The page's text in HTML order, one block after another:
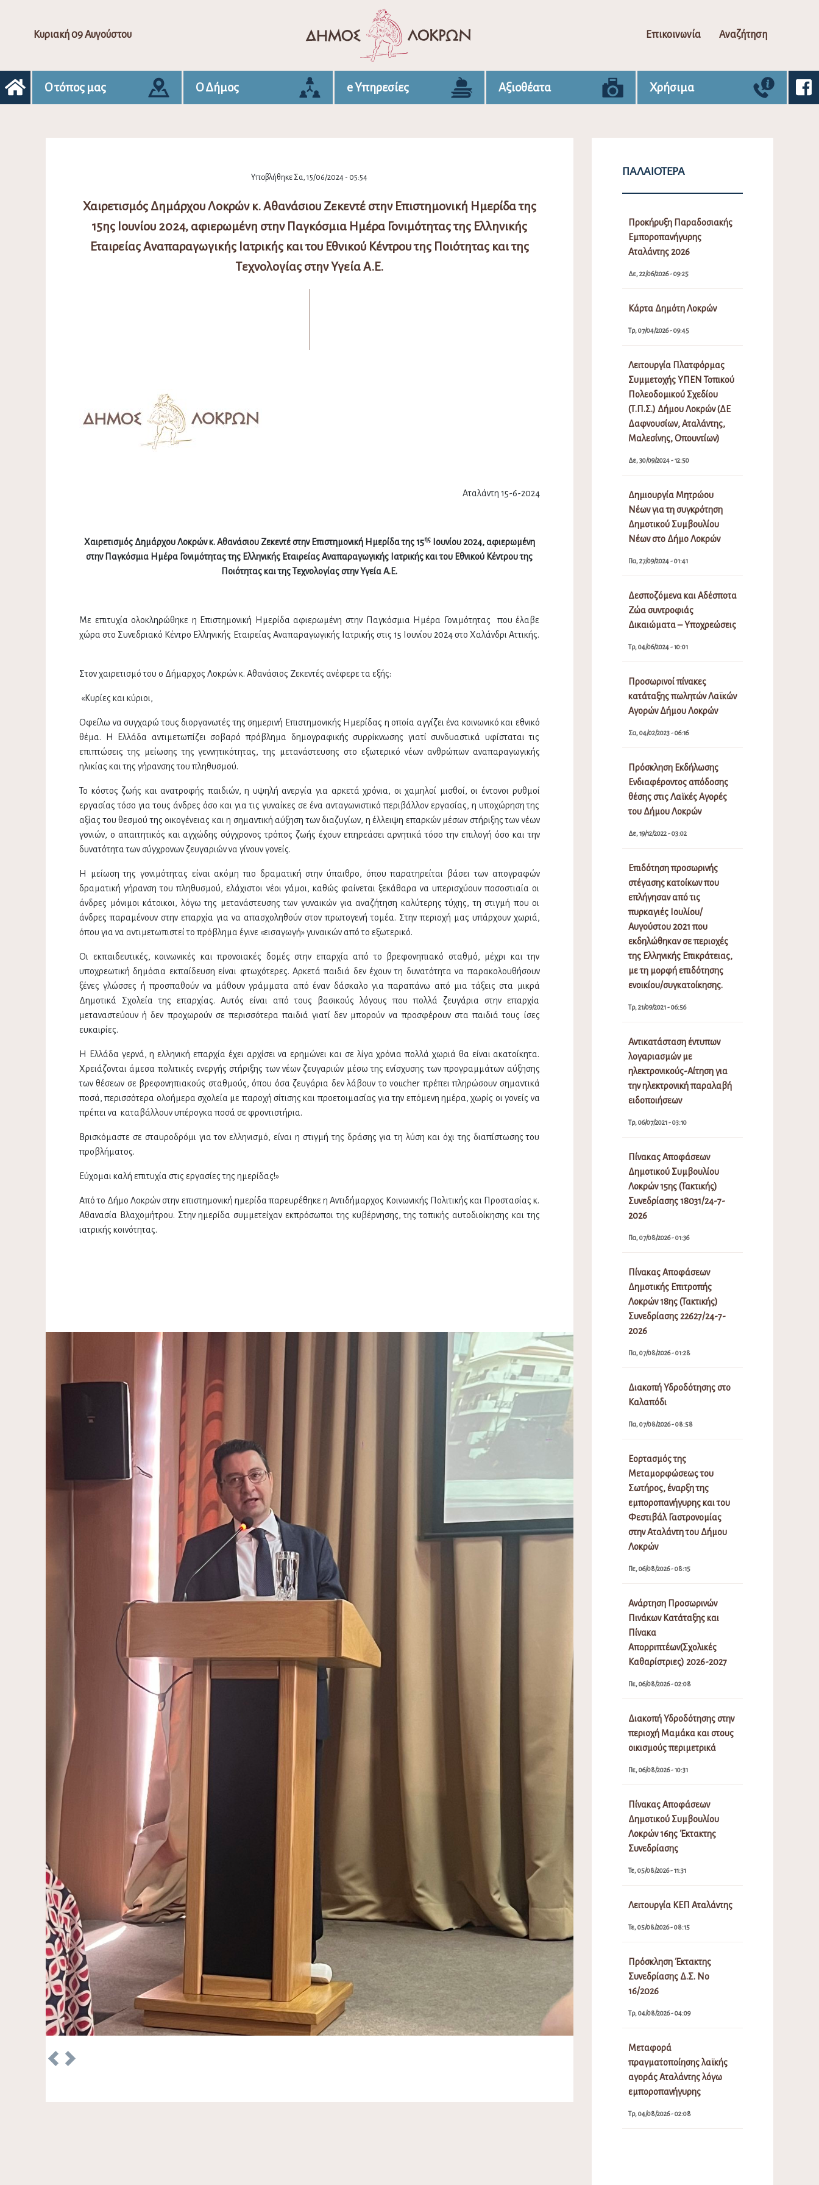
Κυριακή 09 Αυγούστου Επικοινωνία Αναζήτηση
Ο τόπος μας Ο Δήμος e Υπηρεσίες Αξιοθέατα Χρήσιμα
Υποβλήθηκε Σα, 15/06/2024 - 05:54
Χαιρετισμός Δημάρχου Λοκρών κ. Αθανάσιου Ζεκεντέ στην Επιστημονική Ημερίδα της
15ης Ιουνίου 2024, αφιερωμένη στην Παγκόσμια Ημέρα Γονιμότητας της Ελληνικής
Εταιρείας Αναπαραγωγικής Ιατρικής και του Εθνικού Κέντρου της Ποιότητας και της
Τεχνολογίας στην Υγεία Α.Ε.
Αταλάντη 15-6-2024
Χαιρετισμός Δημάρχου Λοκρών κ. Αθανάσιου Ζεκεντέ στην Επιστημονική Ημερίδα της15ηςΙουνίου 2024, αφιερωμένη
στην Παγκόσμια Ημέρα Γονιμότητας της Ελληνικής Εταιρείας Αναπαραγωγικής Ιατρικής και του Εθνικού Κέντρου της
Ποιότητας και της Τεχνολογίας στην Υγεία Α.Ε.
Με επιτυχία ολοκληρώθηκε η Επιστημονική Ημερίδα αφιερωμένη στην Παγκόσμια Ημέρα Γονιμότητας που έλαβε
χώρα στο Συνεδριακό Κέντρο Ελληνικής Εταιρείας Αναπαραγωγικής Ιατρικής στις 15 Ιουνίου 2024 στο Χαλάνδρι Αττικής.
Στον χαιρετισμό του ο Δήμαρχος Λοκρών κ. Αθανάσιος Ζεκεντές ανέφερε τα εξής:
«Κυρίες και κύριοι,
Οφείλω να συγχαρώ τους διοργανωτές της σημερινή Επιστημονικής Ημερίδας η οποία αγγίζει ένα κοινωνικό και εθνικό
θέμα. Η Ελλάδα αντιμετωπίζει σοβαρό πρόβλημα δημογραφικής συρρίκνωσης γιατί συνδυαστικά υφίσταται τις
επιπτώσεις της μείωσης της γεννητικότητας, της μετανάστευσης στο εξωτερικό νέων ανθρώπων αναπαραγωγικής
ηλικίας και της γήρανσης του πληθυσμού.
Το κόστος ζωής και ανατροφής παιδιών, η υψηλή ανεργία για αρκετά χρόνια, οι χαμηλοί μισθοί, οι έντονοι ρυθμοί
εργασίας τόσο για τους άνδρες όσο και για τις γυναίκες σε ένα ανταγωνιστικό περιβάλλον εργασίας, η υποχώρηση της
αξίας του θεσμού της οικογένειας και η σημαντική αύξηση των διαζυγίων, η έλλειψη επαρκών μέσων στήριξης των νέων
γονιών, ο απαιτητικός και αγχώδης σύγχρονος τρόπος ζωής έχουν επηρεάσει αρνητικά τόσο την επιλογή όσο και την
δυνατότητα των σύγχρονων ζευγαριών να γίνουν γονείς.
Η μείωση της γονιμότητας είναι ακόμη πιο δραματική στην ύπαιθρο, όπου παρατηρείται βάσει των απογραφών
δραματική γήρανση του πληθυσμού, ελάχιστοι νέοι γάμοι, καθώς φαίνεται ξεκάθαρα να υπερισχύουν ποσοστιαία οι
άνδρες μόνιμοι κάτοικοι, λόγω της μετανάστευσης των γυναικών για αναζήτηση καλύτερης τύχης, τη στιγμή που οι
άνδρες παραμένουν στην επαρχία για να απασχοληθούν στον πρωτογενή τομέα. Στην περιοχή μας υπάρχουν χωριά,
όπου για να αντιμετωπιστεί το πρόβλημα έγινε «εισαγωγή» γυναικών από το εξωτερικό.
Οι εκπαιδευτικές, κοινωνικές και προνοιακές δομές στην επαρχία από το βρεφονηπιακό σταθμό, μέχρι και την
υποχρεωτική δημόσια εκπαίδευση είναι φτωχότερες. Αρκετά παιδιά δεν έχουν τη δυνατότητα να παρακολουθήσουν
ξένες γλώσσες ή προσπαθούν να μάθουν γράμματα από έναν δάσκαλο για παραπάνω από μια τάξεις στα μικρά
Δημοτικά Σχολεία της επαρχίας. Αυτός είναι από τους βασικούς λόγους που πολλά ζευγάρια στην επαρχία
μεταναστεύουν ή δεν προχωρούν σε περισσότερα παιδιά γιατί δεν μπορούν να προσφέρουν στα παιδιά τους ίσες
ευκαιρίες.
Η Ελλάδα γερνά, η ελληνική επαρχία έχει αρχίσει να ερημώνει και σε λίγα χρόνια πολλά χωριά θα είναι ακατοίκητα.
Χρειάζονται άμεσα πολιτικές ενεργής στήριξης των νέων ζευγαριών μέσω της ενίσχυσης των προγραμμάτων αύξησης
των θέσεων σε βρεφονηπιακούς σταθμούς, όπου όσα ζευγάρια δεν λάβουν τo voucher πρέπει πληρώσουν σημαντικά
ποσά, περισσότερα ολοήμερα σχολεία με παροχή σίτισης και προετοιμασίας για την επόμενη ημέρα, χωρίς οι γονείς να
πρέπει να καταβάλλουν υπέρογκα ποσά σε φροντιστήρια.
Βρισκόμαστε σε σταυροδρόμι για τον ελληνισμό, είναι η στιγμή της δράσης για τη λύση και όχι της διαπίστωσης του
προβλήματος.
Εύχομαι καλή επιτυχία στις εργασίες της ημερίδας!»
Από το Δήμο Λοκρών στην επιστημονική ημερίδα παρευρέθηκε η Αντιδήμαρχος Κοινωνικής Πολιτικής και Προστασίας κ.
Αθανασία Βλαχομήτρου. Στην ημερίδα συμμετείχαν εκπρόσωποι της κυβέρνησης, της τοπικής αυτοδιοίκησης και της
ιατρικής κοινότητας.
Previous
ΠΑΛΑΙΌΤΕΡΑ
Προκήρυξη Παραδοσιακής
Εμποροπανήγυρης
Αταλάντης 2026
Δε, 22/06/2026 - 09:25
Κάρτα Δημότη Λοκρών
Τρ, 07/04/2026 - 09:45
Λειτουργία Πλατφόρμας
Συμμετοχής ΥΠΕΝ Τοπικού
Πολεοδομικού Σχεδίου
(Τ.Π.Σ.) Δήμου Λοκρών (ΔΕ
Δαφνουσίων, Αταλάντης,
Μαλεσίνης, Οπουντίων)
Δε, 30/09/2024 - 12:50
Δημιουργία Μητρώου
Νέων για τη συγκρότηση
Δημοτικού Συμβουλίου
Νέων στο Δήμο Λοκρών
Πα, 27/09/2024 - 01:41
Δεσποζόμενα και Αδέσποτα
Ζώα συντροφιάς
Δικαιώματα – Υποχρεώσεις
Τρ, 04/06/2024 - 10:01
Προσωρινοί πίνακες
κατάταξης πωλητών Λαϊκών
Αγορών Δήμου Λοκρών
Σα, 04/02/2023 - 06:16
Πρόσκληση Εκδήλωσης
Ενδιαφέροντος απόδοσης
θέσης στις Λαϊκές Αγορές
του Δήμου Λοκρών
Δε, 19/12/2022 - 03:02
Επιδότηση προσωρινής
στέγασης κατοίκων που
επλήγησαν από τις
πυρκαγιές Ιουλίου/
Αυγούστου 2021 που
εκδηλώθηκαν σε περιοχές
της Ελληνικής Επικράτειας,
με τη μορφή επιδότησης
ενοικίου/συγκατοίκησης.
Τρ, 21/09/2021 - 06:56
Αντικατάσταση έντυπων
λογαριασμών με
ηλεκτρονικούς-Αίτηση για
την ηλεκτρονική παραλαβή
ειδοποιήσεων
Τρ, 06/07/2021 - 03:10
Πίνακας Αποφάσεων
Δημοτικού Συμβουλίου
Λοκρών 15ης (Τακτικής)
Συνεδρίασης 18031/24-7-
2026
Πα, 07/08/2026 - 01:36
Πίνακας Αποφάσεων
Δημοτικής Επιτροπής
Λοκρών 18ης (Τακτικής)
Συνεδρίασης 22627/24-7-
2026
Πα, 07/08/2026 - 01:28
Διακοπή Υδροδότησης στο
Καλαπόδι
Πα, 07/08/2026 - 08:58
Εορτασμός της
Μεταμορφώσεως του
Σωτήρος, έναρξη της
εμποροπανήγυρης και του
Φεστιβάλ Γαστρονομίας
στην Αταλάντη του Δήμου
Λοκρών
Πε, 06/08/2026 - 08:15
Ανάρτηση Προσωρινών
Πινάκων Κατάταξης και
Πίνακα
Απορριπτέων(Σχολικές
Καθαρίστριες) 2026-2027
Πε, 06/08/2026 - 02:08
Διακοπή Υδροδότησης στην
περιοχή Μαμάκα και στους
οικισμούς περιμετρικά
Πε, 06/08/2026 - 10:31
Πίνακας Αποφάσεων
Δημοτικού Συμβουλίου
Λοκρών 16ης Έκτακτης
Συνεδρίασης
Τε, 05/08/2026 - 11:31
Λειτουργία ΚΕΠ Αταλάντης
Τε, 05/08/2026 - 08:15
Πρόσκληση Έκτακτης
Συνεδρίασης Δ.Σ. Νο
16/2026
Τρ, 04/08/2026 - 04:09
Μεταφορά
πραγματοποίησης λαϊκής
αγοράς Αταλάντης λόγω
εμποροπανήγυρης
Τρ, 04/08/2026 - 02:08